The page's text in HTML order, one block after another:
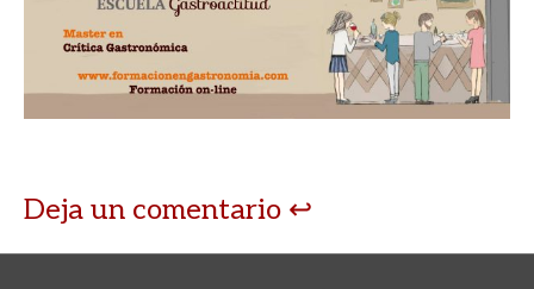
Deja un comentario